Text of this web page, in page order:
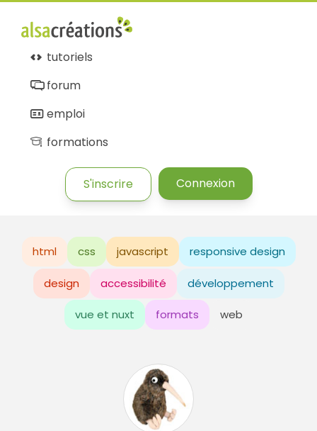
tutoriels
forum
emploi
formations
S'inscrire Connexion
html css javascript responsive design
design accessibilité développement
vue et nuxt formats web